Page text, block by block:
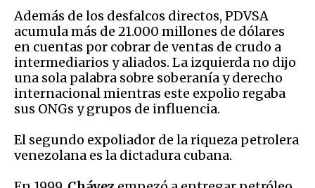
Además de los desfalcos directos, PDVSA
acumula más de 21.000 millones de dólares
en cuentas por cobrar de ventas de crudo a
intermediarios y aliados. La izquierda no dijo
una sola palabra sobre soberanía y derecho
internacional mientras este expolio regaba
sus ONGs y grupos de influencia.
El segundo expoliador de la riqueza petrolera
venezolana es la dictadura cubana.